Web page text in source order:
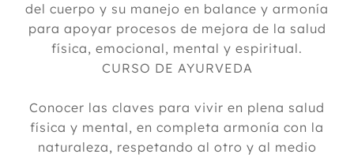
del cuerpo y su manejo en balance y armonía
para apoyar procesos de mejora de la salud
física, emocional, mental y espiritual.
CURSO DE AYURVEDA
Conocer las claves para vivir en plena salud
física y mental, en completa armonía con la
naturaleza, respetando al otro y al medio